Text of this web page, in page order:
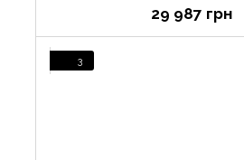
29 987 грн
3